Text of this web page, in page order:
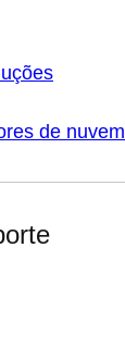
de nuvem